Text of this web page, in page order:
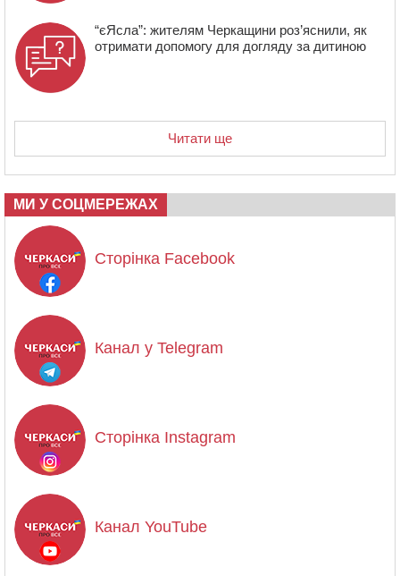
“єЯсла”: жителям Черкащини роз’яснили, як
отримати допомогу для догляду за дитиною
Читати ще
МИ У СОЦМЕРЕЖАХ
Сторінка Facebook
Канал у Telegram
Сторінка Instagram
Канал YouTube